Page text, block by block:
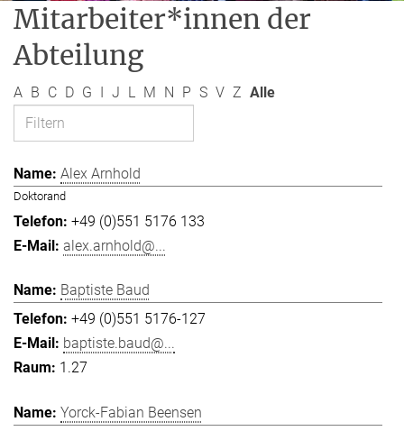
Mitarbeiter*innen der
Abteilung
A B C D G I J L M N P S V Z Alle
Alex Arnhold
Doktorand
+49 (0)551 5176 133
alex.arnhold@...
Baptiste Baud
+49 (0)551 5176-127
baptiste.baud@...
1.27
Yorck-Fabian Beensen